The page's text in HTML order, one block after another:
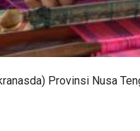
Provinsi Nusa